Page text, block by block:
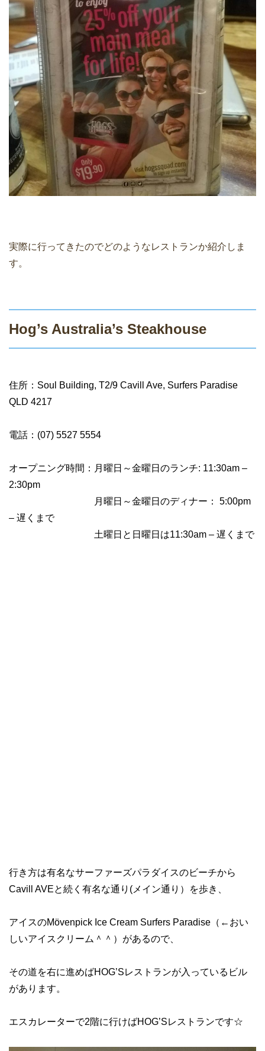
実際に行ってきたのでどのようなレストランか紹介しま
す。
Hog’s Australia’s Steakhouse
住所：Soul Building, T2/9 Cavill Ave, Surfers Paradise
QLD 4217
電話：(07) 5527 5554
オープニング時間：月曜日～金曜日のランチ: 11:30am –
2:30pm
月曜日～金曜日のディナー： 5:00pm
– 遅くまで
土曜日と日曜日は11:30am – 遅くまで
行き方は有名なサーファーズパラダイスのビーチから
Cavill AVEと続く有名な通り(メイン通り）を歩き、
アイスのMövenpick Ice Cream Surfers Paradise（←おい
しいアイスクリーム＾＾）があるので、
その道を右に進めばHOG’Sレストランが入っているビル
があります。
エスカレーターで2階に行けばHOG’Sレストランです☆